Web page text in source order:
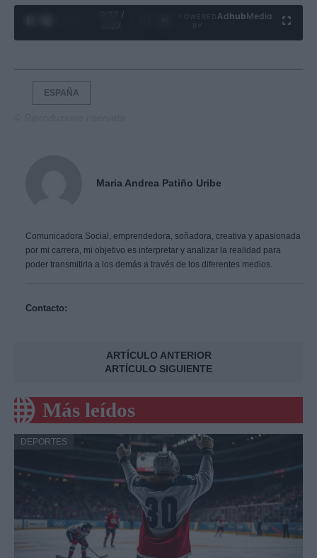
0:28 /
Ad hubMedia
ESPAÑA
Maria Andrea Patiño Uribe
Comunicadora Social, emprendedora, soñadora, creativa y apasionada
por mi carrera, mi objetivo es interpretar y analizar la realidad para
poder transmitirla a los demás a través de los diferentes medios.
Contacto:
ARTÍCULO ANTERIOR
ARTÍCULO SIGUIENTE
Más leídos
DEPORTES